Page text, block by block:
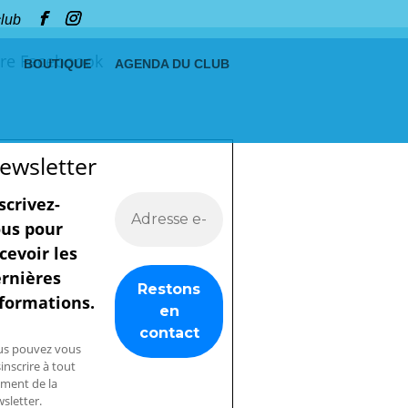
BOUTIQUE AGENDA DU CLUB
Faceboook
pour
les
pouvez vous
à tout
de la